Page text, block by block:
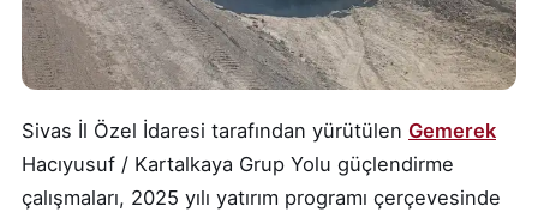
Sivas İl Özel İdaresi tarafından yürütülen Gemerek
Hacıyusuf / Kartalkaya Grup Yolu güçlendirme
çalışmaları, 2025 yılı yatırım programı çerçevesinde